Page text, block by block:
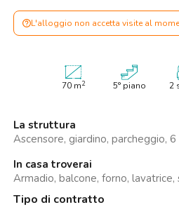
L'alloggio non accetta visite al
70m2 5° piano 2
La struttura
Ascensore, giardino, parcheggio,
In casa troverai
Armadio, balcone, forno, lavatrice,
Tipo di contratto